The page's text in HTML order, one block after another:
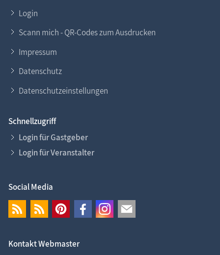
Login
Scann mich - QR-Codes zum Ausdrucken
Impressum
Datenschutz
Datenschutzeinstellungen
Schnellzugriff
Login für Gastgeber
Login für Veranstalter
Social Media
Kontakt Webmaster